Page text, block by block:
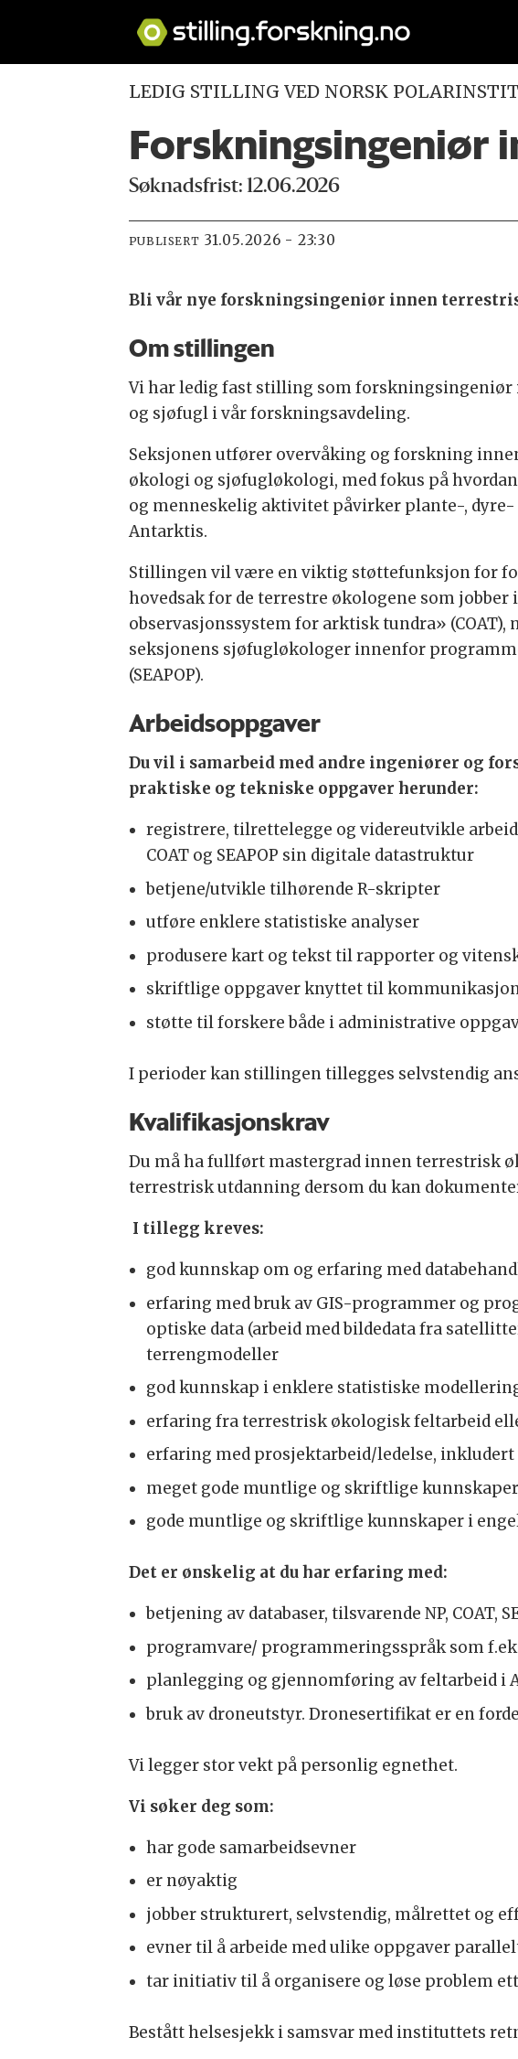
LEDIG STILLING VED NORSK
Forskningsingeniør
Søknadsfrist: 12.06.2026
PUBLISERT 31.05.2026 - 23:30
Bli vår nye forskningsingeniør innen
Om stillingen
Vi har ledig fast stilling som
og sjøfugl i vår forskningsavdeling.
Seksjonen utfører overvåking og forskning
økologi og sjøfugløkologi, med fokus på
og menneskelig aktivitet påvirker plante-,
Antarktis.
Stillingen vil være en viktig støttefunksjon for
hovedsak for de terrestre økologene som
observasjonssystem for arktisk tundra» (COAT),
seksjonens sjøfugløkologer innenfor
(SEAPOP).
Arbeidsoppgaver
Du vil i samarbeid med andre ingeniører og
praktiske og tekniske oppgaver herunder:
registrere, tilrettelegge og videreutvikle
COAT og SEAPOP sin digitale datastruktur
betjene/utvikle tilhørende R-skripter
utføre enklere statistiske analyser
produsere kart og tekst til rapporter og
skriftlige oppgaver knyttet til
støtte til forskere både i administrative
I perioder kan stillingen tillegges selvstendig
Kvalifikasjonskrav
Du må ha fullført mastergrad innen terrestrisk
terrestrisk utdanning dersom du kan
I tillegg kreves:
god kunnskap om og erfaring med
erfaring med bruk av GIS-programmer og
optiske data (arbeid med bildedata fra
terrengmodeller
god kunnskap i enklere statistiske
erfaring fra terrestrisk økologisk feltarbeid
erfaring med prosjektarbeid/ledelse,
meget gode muntlige og skriftlige
gode muntlige og skriftlige kunnskaper i
Det er ønskelig at du har erfaring med:
betjening av databaser, tilsvarende NP, COAT,
programvare/ programmeringsspråk som
planlegging og gjennomføring av feltarbeid i
bruk av droneutstyr. Dronesertifikat er en
Vi legger stor vekt på personlig egnethet.
Vi søker deg som:
har gode samarbeidsevner
er nøyaktig
jobber strukturert, selvstendig, målrettet og
evner til å arbeide med ulike oppgaver
tar initiativ til å organisere og løse problem
Bestått helsesjekk i samsvar med instituttets